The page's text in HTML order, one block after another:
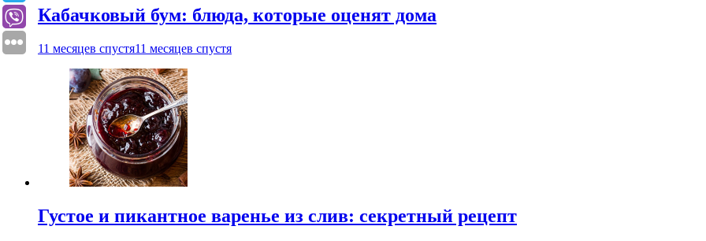
Кабачковый бум: блюда, которые оценят дома
11 месяцев спустя11 месяцев спустя
Густое и пикантное варенье из слив: секретный рецепт